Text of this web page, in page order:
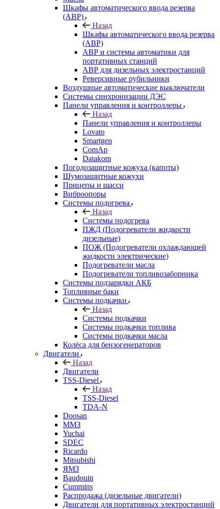
Шкафы автоматического ввода резерва
(АВР)
Назад
Шкафы автоматического ввода резерва
(АВР)
АВР и системы автоматики для
портативных станций
АВР для дизельных электростанций
Реверсивные рубильники
Воздушные автоматические выключатели
Системы синхронизации ДЭС
Панели управления и контроллеры
Назад
Панели управления и контроллеры
Lovato
Smartgen
ComAp
Datakom
Погодозащитные кожуха (капоты)
Шумозащитные кожухи
Прицепы и шасси
Виброопоры
Системы подогрева
Назад
Системы подогрева
ПЖД (Подогреватели жидкости
дизельные)
ПОЖ (Подогреватели охлаждающей
жидкости электрические)
Подогреватели масла
Подогреватели топливозаборника
Системы подзарядки АКБ
Топливные баки
Системы подкачки
Назад
Системы подкачки
Системы подкачки топлива
Системы подкачки масла
Колёса для бензогенераторов
Двигатели
Назад
Двигатели
TSS-Diesel
Назад
TSS-Diesel
TDA-N
Doosan
ММЗ
Yuchai
SDEC
Ricardo
Mitsubishi
ЯМЗ
Baudouin
Cummins
Распродажа (дизельные двигатели)
Двигатели для портативных электростанций